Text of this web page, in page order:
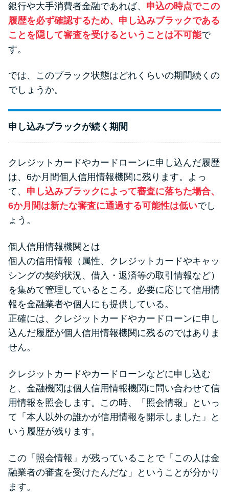
プロミスの返済方法を徹底解
説！ もっとも便利でお得な返済
方法はどれ？
年収が低い＆他社借入があると
みずほ銀行カードローンの問い
せ方法
銀行や大手消費者金融であれば、 申込の時点でこの
履歴を必ず確認するため、申し込みブラックである
ことを隠して審査を受けるということは不可能で
す。
では、このブラック状態はどれくらいの期間続くの
でしょうか。
申し込みブラックが続く期間
クレジットカードやカードローンに申し込んだ履歴
は、6か月間個人信用情報機関に残ります。よっ
て、 申し込みブラックによって審査に落ちた場合、
6か月間は新たな審査に通過する可能性は低いでし
ょう。
個人信用情報機関とは
個人の信用情報（属性、クレジットカードやキャッ
シングの契約状況、借入・返済等の取引情報など）
を集めて管理しているところ。必要に応じて信用情
報を金融業者や個人にも提供している。
正確には、クレジットカードやカードローンに申し
込んだ履歴が個人信用情報機関に残るのではありま
せん。
クレジットカードやカードローンなどに申し込む
と、金融機関は個人信用情報機関に問い合わせて信
用情報を照会します。この時、「照会情報」といっ
て「本人以外の誰かが信用情報を開示しました」と
いう履歴が残ります。
この「照会情報」が残っていることで「この人は金
融業者の審査を受けたんだな」ということが分かり
ます。